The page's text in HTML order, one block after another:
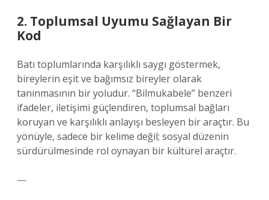
2. Toplumsal Uyumu Sağlayan Bir
Kod
Batı toplumlarında karşılıklı saygı göstermek,
bireylerin eşit ve bağımsız bireyler olarak
tanınmasının bir yoludur. “Bilmukabele” benzeri
ifadeler, iletişimi güçlendiren, toplumsal bağları
koruyan ve karşılıklı anlayışı besleyen bir araçtır. Bu
yönüyle, sadece bir kelime değil; sosyal düzenin
sürdürülmesinde rol oynayan bir kültürel araçtır.
—